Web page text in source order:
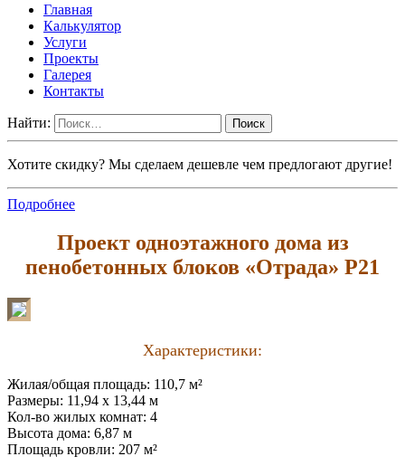
Главная
Калькулятор
Услуги
Проекты
Галерея
Контакты
Найти:
Хотите скидку? Мы сделаем дешевле чем предлогают другие!
Подробнее
Проект одноэтажного дома из
пенобетонных блоков «Отрада» P21
Характеристики:
Жилая/общая площадь: 110,7 м²
Размеры: 11,94 х 13,44 м
Кол-во жилых комнат: 4
Высота дома: 6,87 м
Площадь кровли: 207 м²